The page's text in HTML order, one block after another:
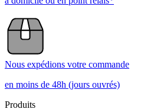
Nous expédions votre commande
en moins de 48h (jours ouvrés)
Produits